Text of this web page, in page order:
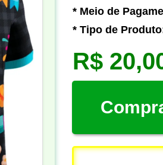
* Meio de
* Tipo de
R$